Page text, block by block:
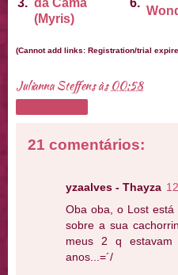
3. da Cama
(Myris)
6.
(Cannot add links: Registration/trial
Julianna Steffensàs00:58
21 comentários:
yzaalves - Thayza
Oba oba, o Lost
sobre a sua
meus 2 q
anos...=´/